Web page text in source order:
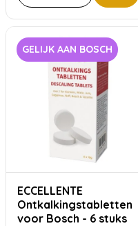
GELIJK AAN BOSCH
ECCELLENTE
Ontkalkingstabletten
voor Bosch - 6 stuks